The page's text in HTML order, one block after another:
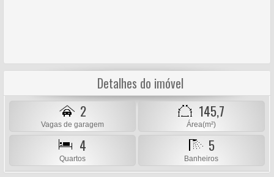
Detalhes do imóvel
2
Vagas de garagem
145,7
Área(m²)
4
Quartos
5
Banheiros